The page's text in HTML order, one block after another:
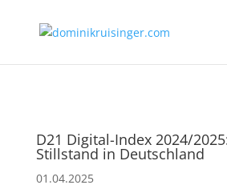
D21 Digital-Index 2024/
Stillstand in Deutschland
01.04.2025